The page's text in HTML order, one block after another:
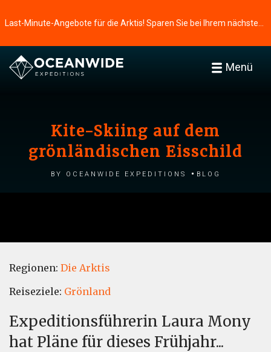
Menü
Kite-Skiing auf dem
grönländischen Eisschild
by Oceanwide Expeditions Blog
Regionen: Die Arktis
Reiseziele: Grönland
Expeditionsführerin Laura Mony
hat Pläne für dieses Frühjahr...